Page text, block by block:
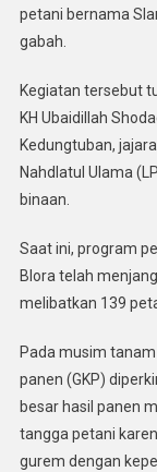
petani bernama
gabah.
Kegiatan tersebut
KH Ubaidillah
Kedungtuban,
Nahdlatul Ulama
binaan.
Saat ini, program
Blora telah
melibatkan 139
Pada musim
panen (GKP)
besar hasil panen
tangga petani
gurem dengan